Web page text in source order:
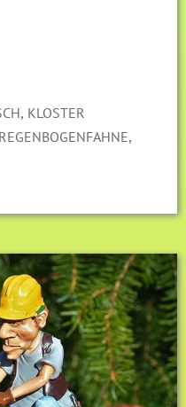
, KLOSTER
REGENBOGENFAHNE,